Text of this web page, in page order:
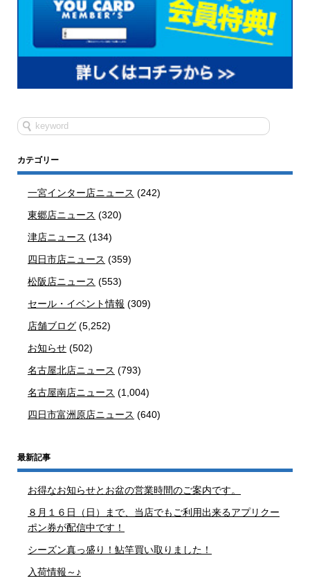
カテゴリー
一宮インター店ニュース (242)
東郷店ニュース (320)
津店ニュース (134)
四日市店ニュース (359)
松阪店ニュース (553)
セール・イベント情報 (309)
店舗ブログ (5,252)
お知らせ (502)
名古屋北店ニュース (793)
名古屋南店ニュース (1,004)
四日市富洲原店ニュース (640)
最新記事
お得なお知らせとお盆の営業時間のご案内です。
８月１６日（日）まで、当店でもご利用出来るアプリクー
ポン券が配信中です！
シーズン真っ盛り！鮎竿買い取りました！
入荷情報～♪